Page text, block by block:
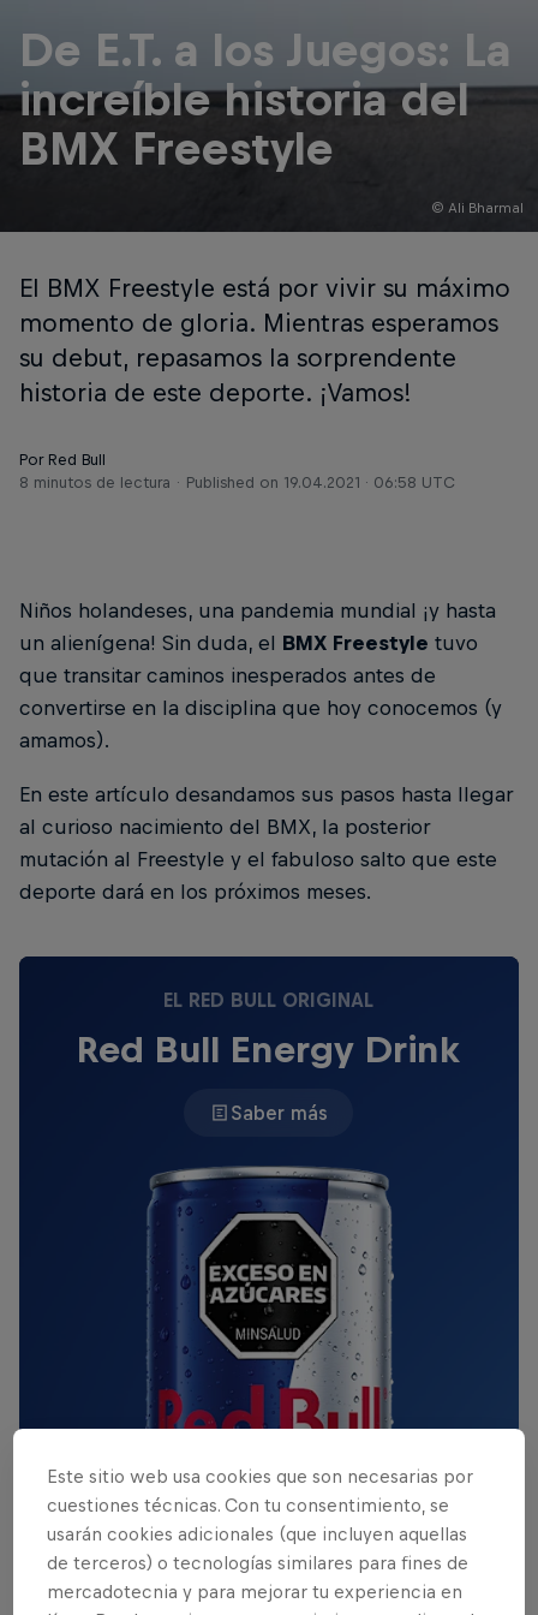
© Ali Bharmal
De E.T. a los Juegos: La
increíble historia del
BMX Freestyle
El BMX Freestyle está por vivir su máximo
momento de gloria. Mientras esperamos
su debut, repasamos la sorprendente
historia de este deporte. ¡Vamos!
Por Red Bull
8 minutos de lectura
Published on 19.04.2021 · 06:58 UTC
Niños holandeses, una pandemia mundial ¡y hasta
un alienígena! Sin duda, el BMX Freestyle tuvo
que transitar caminos inesperados antes de
convertirse en la disciplina que hoy conocemos (y
amamos).
En este artículo desandamos sus pasos hasta llegar
al curioso nacimiento del BMX, la posterior
mutación al Freestyle y el fabuloso salto que este
deporte dará en los próximos meses.
EL RED BULL ORIGINAL
Red Bull Energy Drink
Saber más
Este sitio web usa cookies que son necesarias por
cuestiones técnicas. Con tu consentimiento, se
usarán cookies adicionales (que incluyen aquellas
de terceros) o tecnologías similares para fines de
mercadotecnia y para mejorar tu experiencia en